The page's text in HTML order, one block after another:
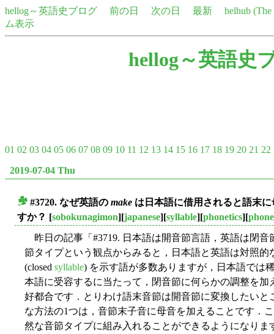
hellog～英語史ブログ 前の日 次の日 最新
helhub
ム表示
hellog～英語史
01 02 03 04 05 06 07 08 09 10 11 12 13 14 15 16 17 18 19 20 21 22
2019-07-04 Thu
#3720. なぜ英語の make は日本語に借用されると語末
すか？ [sobokunagimon][japanese][syllable][phonetics][
昨日の記事「#3719. 日本語は開音節言語，英語は閉音
節タイプという観点からみると，日本語と英語は対照
(closed syllable) を示す語が多数ありますが，日本語では
本語に受容するに当たって，閉音節に何らかの調整を加
好都合です．とりわけ語末音節は開音節に変換したい
な方法の1つは，音節末子音に母音を加えることです．
然な音節タイプに組み入れることができるようになりま